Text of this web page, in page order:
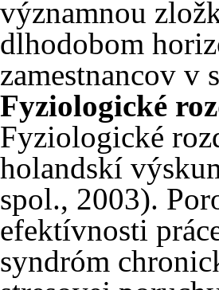
významnou
dlhodobom
zamestnancov v
Fyziologické
Fyziologické
holandskí
spol., 2003).
efektívnosti
syndróm